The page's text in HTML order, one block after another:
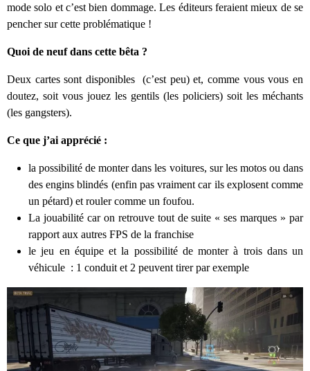
mode solo et c’est bien dommage. Les éditeurs feraient mieux de se
pencher sur cette problématique !
Quoi de neuf dans cette bêta ?
Deux cartes sont disponibles (c’est peu) et, comme vous vous en
doutez, soit vous jouez les gentils (les policiers) soit les méchants
(les gangsters).
Ce que j’ai apprécié :
la possibilité de monter dans les voitures, sur les motos ou dans
des engins blindés (enfin pas vraiment car ils explosent comme
un pétard) et rouler comme un foufou.
La jouabilité car on retrouve tout de suite « ses marques » par
rapport aux autres FPS de la franchise
le jeu en équipe et la possibilité de monter à trois dans un
véhicule : 1 conduit et 2 peuvent tirer par exemple